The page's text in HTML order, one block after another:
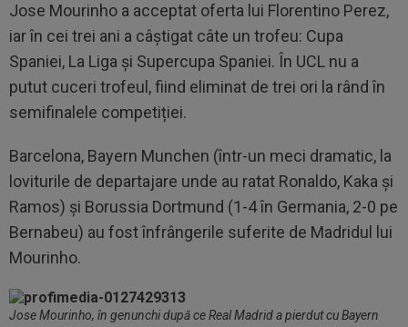
Jose Mourinho a acceptat oferta lui Florentino Perez,
iar în cei trei ani a câștigat câte un trofeu: Cupa
Spaniei, La Liga și Supercupa Spaniei. În UCL nu a
putut cuceri trofeul, fiind eliminat de trei ori la rând în
semifinalele competiției.
Barcelona, Bayern Munchen (într-un meci dramatic, la
loviturile de departajare unde au ratat Ronaldo, Kaka și
Ramos) și Borussia Dortmund (1-4 în Germania, 2-0 pe
Bernabeu) au fost înfrângerile suferite de Madridul lui
Mourinho.
Jose Mourinho, în genunchi după ce Real Madrid a pierdut cu Bayern